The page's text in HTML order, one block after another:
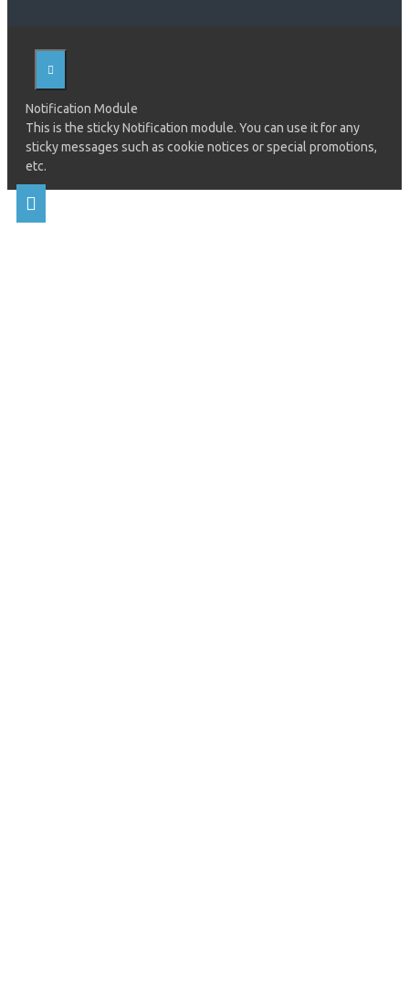
Notification Module
This is the sticky Notification module. You can use it for any
sticky messages such as cookie notices or special promotions,
etc.